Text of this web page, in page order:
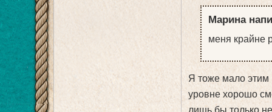
Марина
меня крайне
Я тоже мало этим
уровне хорошо